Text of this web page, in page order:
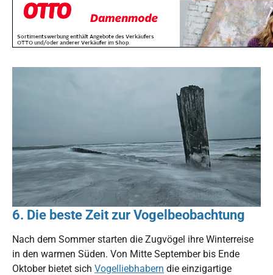
6. Die beste Zeit zur Vogelbeobachtung
Nach dem Sommer starten die Zugvögel ihre Winterreise
in den warmen Süden. Von Mitte September bis Ende
Oktober bietet sich Vogelliebhabern die einzigartige